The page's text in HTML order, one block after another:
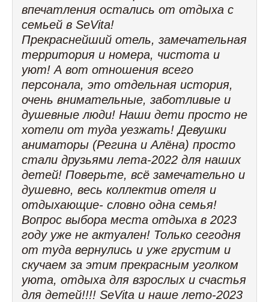
впечатления остались от отдыха с
семьей в SeVita!
Прекраснейший отель, замечательная
территория и номера, чистота и
уют! А вот отношения всего
персонала, это отдельная история,
очень внимательные, заботливые и
душевные люди! Наши дети просто не
хотели от туда уезжать! Девушки
аниматоры (Регина и Алёна) просто
стали друзьями лета-2022 для наших
детей! Поверьте, всё замечательно и
душевно, весь коллектив отеля и
отдыхающие- словно одна семья!
Вопрос выбора места отдыха в 2023
году уже не актуален! Только сегодня
от туда вернулись и уже грустим и
скучаем за этим прекрасным уголком
уюта, отдыха для взрослых и счастья
для детей!!!! SeVita и наше лето-2023